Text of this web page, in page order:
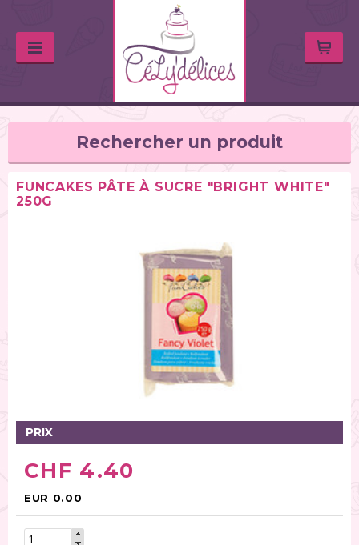
Rechercher un produit
Colorants alimentaires (67)
Feutres alimentaires (11)
Peintures alimentaires (38)
Chocolats / Candy Melts (36)
Colles comestibles (2)
Gâteaux (11)
Spray (26)
Préparation et aide pour pâtisserie (125)
Modelage/Pastillage (32)
Pâte pour créer de la dentelle (6)
FUNCAKES PÂTE À SUCRE "BRIGHT WHITE"
250G
PRIX
CHF 4.40
EUR 0.00